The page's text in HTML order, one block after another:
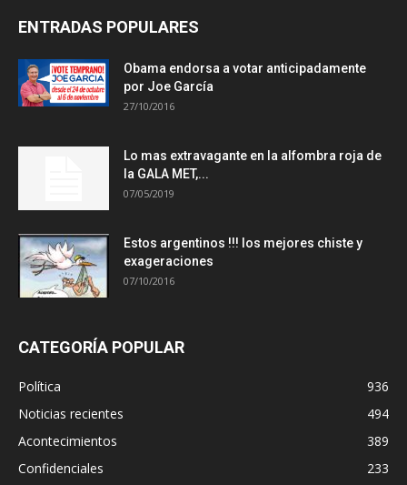
ENTRADAS POPULARES
Obama endorsa a votar anticipadamente
por Joe García
27/10/2016
Lo mas extravagante en la alfombra roja de
la GALA MET,...
07/05/2019
Estos argentinos !!! los mejores chiste y
exageraciones
07/10/2016
CATEGORÍA POPULAR
Política
936
Noticias recientes
494
Acontecimientos
389
Confidenciales
233